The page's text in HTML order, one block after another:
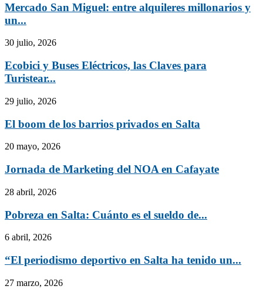
Mercado San Miguel: entre alquileres millonarios y
un...
30 julio, 2026
Ecobici y Buses Eléctricos, las Claves para
Turistear...
29 julio, 2026
El boom de los barrios privados en Salta
20 mayo, 2026
Jornada de Marketing del NOA en Cafayate
28 abril, 2026
Pobreza en Salta: Cuánto es el sueldo de...
6 abril, 2026
“El periodismo deportivo en Salta ha tenido un...
27 marzo, 2026